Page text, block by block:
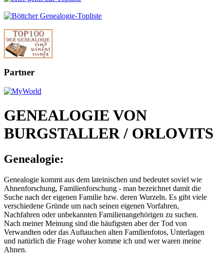
Partner
GENEALOGIE VON
BURGSTALLER / ORLOVITS
Genealogie:
Genealogie kommt aus dem lateinischen und bedeutet soviel wie
Ahnenforschung, Familienforschung - man bezeichnet damit die
Suche nach der eigenen Familie bzw. deren Wurzeln. Es gibt viele
verschiedene Gründe um nach seinen eigenen Vorfahren,
Nachfahren oder unbekannten Familienangehörigen zu suchen.
Nach meiner Meinung sind die häufigsten aber der Tod von
Verwandten oder das Auftauchen alten Familienfotos, Unterlagen
und natürlich die Frage woher komme ich und wer waren meine
Ahnen.